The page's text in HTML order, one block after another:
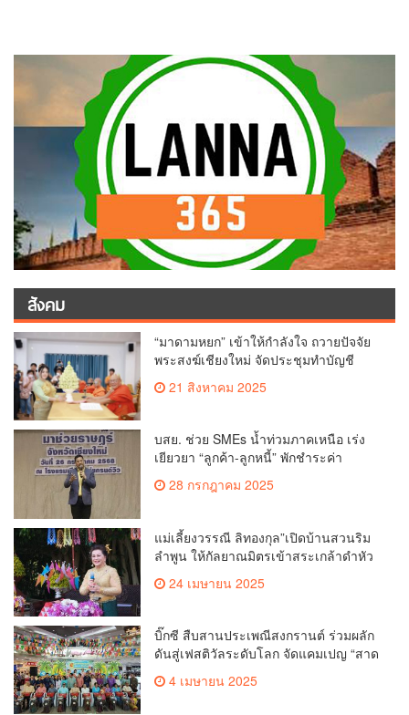
สังคม
“มาดามหยก” เข้าให้กำลังใจ ถวายปัจจัย
พระสงฆ์เชียงใหม่ จัดประชุมทำบัญชี
สวนดอก
21 สิงหาคม 2025
บสย. ช่วย SMEs น้ำท่วมภาคเหนือ เร่ง
เยียวยา “ลูกค้า-ลูกหนี้” พักชำระค่า
ธรรมเนียม-ค่างวด
28 กรกฎาคม 2025
แม่เลี้ยงวรรณี ลิทองกุล”เปิดบ้านสวนริม
ลำพูน ให้กัลยาณมิตรเข้าสระเกล้าดำหัว
เพื่อสืบสาน อนุรักษ์ประเพณีอันดีงามที่
24 เมษายน 2025
บิ๊กซี สืบสานประเพณีสงกรานต์ ร่วมผลัก
ดันสู่เฟสติวัลระดับโลก จัดแคมเปญ “สาด
สูงสุด 50% กระตุ้นการเดินทางนักท่อง
4 เมษายน 2025